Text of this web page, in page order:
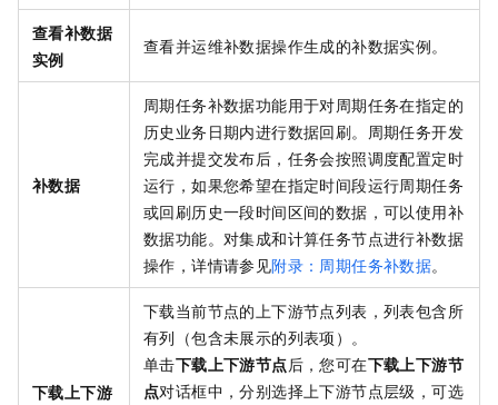
查看补数据
实例
查看并运维补数据操作生成的补数据实例。
补数据
周期任务补数据功能用于对周期任务在指定的
历史业务日期内进行数据回刷。周期任务开发
完成并提交发布后，任务会按照调度配置定时
运行，如果您希望在指定时间段运行周期任务
或回刷历史一段时间区间的数据，可以使用补
数据功能。对集成和计算任务节点进行补数据
操作，详情请参见附录：周期任务补数据。
下载上下游
下载当前节点的上下游节点列表，列表包含所
有列（包含未展示的列表项）。
单击下载上下游节点后，您可在下载上下游节
点对话框中，分别选择上下游节点层级，可选